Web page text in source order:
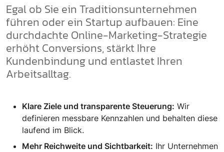
Egal ob Sie ein Traditionsunternehmen
führen oder ein Startup aufbauen: Eine
durchdachte Online-Marketing-Strategie
erhöht Conversions, stärkt Ihre
Kundenbindung und entlastet Ihren
Arbeitsalltag.
Klare Ziele und transparente Steuerung: Wir
definieren messbare Kennzahlen und behalten diese
laufend im Blick.
Mehr Reichweite und Sichtbarkeit: Ihr Unternehmen